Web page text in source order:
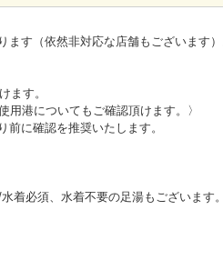
す（依然非対応な店舗もございます）
ます。
用港についてもご確認頂けます。〉
に確認を推奨いたします。
着必須、水着不要の足湯もございます。